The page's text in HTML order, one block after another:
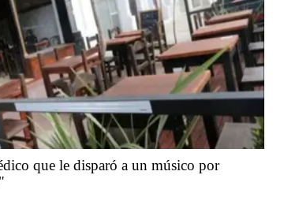
que le disparó a un músico por